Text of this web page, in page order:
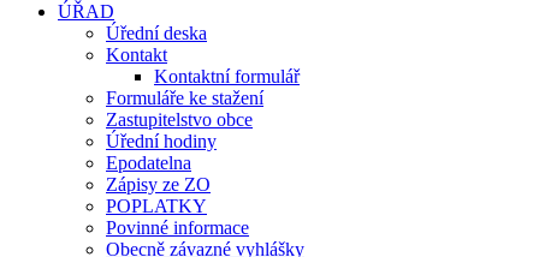
ÚŘAD
Úřední deska
Kontakt
Kontaktní formulář
Formuláře ke stažení
Zastupitelstvo obce
Úřední hodiny
Epodatelna
Zápisy ze ZO
POPLATKY
Povinné informace
Obecně závazné vyhlášky